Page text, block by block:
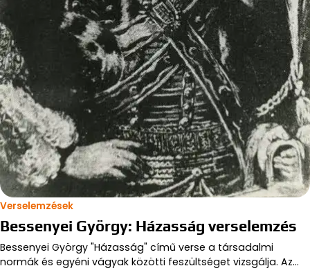
Verselemzések
Bessenyei György: Házasság verselemzés
Bessenyei György "Házasság" című verse a társadalmi
normák és egyéni vágyak közötti feszültséget vizsgálja. Az…